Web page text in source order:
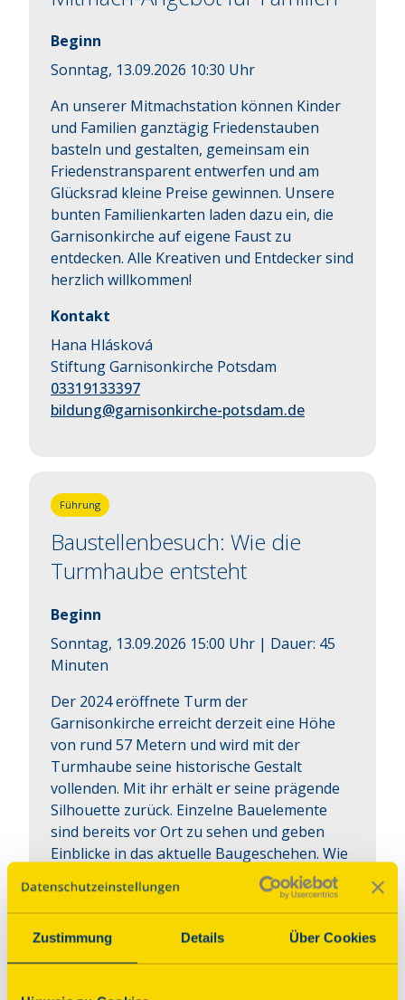
Zustimmung Details Über Cookies
Beginn
Sonntag, 13.09.2026 10:30 Uhr
An unserer Mitmachstation können Kinder
und Familien ganztägig Friedenstauben
basteln und gestalten, gemeinsam ein
Friedenstransparent entwerfen und am
Glücksrad kleine Preise gewinnen. Unsere
bunten Familienkarten laden dazu ein, die
Garnisonkirche auf eigene Faust zu
entdecken. Alle Kreativen und Entdecker sind
herzlich willkommen!
Kontakt
Hana Hlásková
Stiftung Garnisonkirche Potsdam
03319133397
bildung@garnisonkirche-potsdam.de
Führung
Baustellenbesuch: Wie die
Turmhaube entsteht
Beginn
Sonntag, 13.09.2026 15:00 Uhr | Dauer: 45
Minuten
Der 2024 eröffnete Turm der
Garnisonkirche erreicht derzeit eine Höhe
von rund 57 Metern und wird mit der
Turmhaube seine historische Gestalt
vollenden. Mit ihr erhält er seine prägende
Silhouette zurück. Einzelne Bauelemente
sind bereits vor Ort zu sehen und geben
Einblicke in das aktuelle Baugeschehen. Wie
entsteht daraus die Turmhaube? Die Firma
BDP Baudenkmalpflege Potsdam gibt
Einblicke in Planung, Konstruktion und
handwerkliche Umsetzung und zeigt ihre
Bedeutung für Gebäude und Stadtbild.